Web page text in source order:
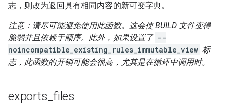
志，则改为返回具有相同内容的新可变字典。
注意：请尽可能避免使用此函数。这会使 BUILD 文件变得
脆弱并且依赖于顺序。此外，如果设置了 --
noincompatible_existing_rules_immutable_view 标
志，此函数的开销可能会很高，尤其是在循环中调用时。
exports _files